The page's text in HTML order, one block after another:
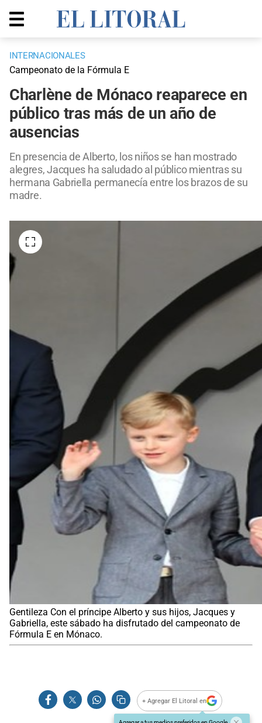
INTERNACIONALES
Campeonato de la Fórmula E
Charlène de Mónaco reaparece en
público tras más de un año de
ausencias
En presencia de Alberto, los niños se han mostrado
alegres, Jacques ha saludado al público mientras su
hermana Gabriella permanecía entre los brazos de su
madre.
Gentileza Con el príncipe Alberto y sus hijos, Jacques y
Gabriella, este sábado ha disfrutado del campeonato de
Fórmula E en Mónaco.
+ Agregar El Litoral en